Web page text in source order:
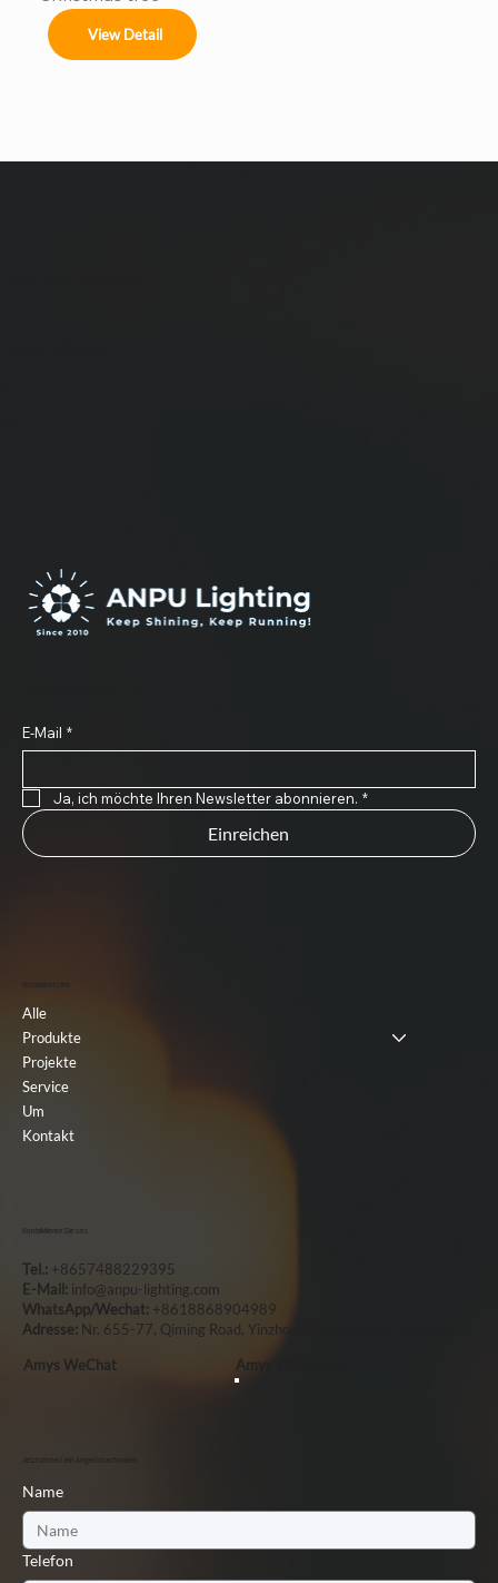
View Detail
Name
Telefon
Kontaktieren Sie uns
Tel.: +8657488229395
E-Mail: info@anpu-lighting.com
WhatsApp/Wechat: +8618868904989
Adresse: Nr. 655-77, Qiming Road, Yinzhou, Ningbo, China, 315101
Amys WeChat
Amys WhatsApp
Nützlicher Link
Alle
Produkte
Projekte
Service
Um
Kontakt
E-Mail *
Ja, ich möchte Ihren Newsletter abonnieren. *
Einreichen